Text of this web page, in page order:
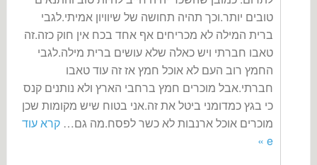
טובים יותר.וכך תהיה תחושה של שיוויון אמיתי.לגבי
ברית המילה לא מכריחים אף אחד בכח אין חוק כזה.זה
טאבו חברתי ויש כאלה שלא עושים ברית מילה.לגבי
החמץ רוב העם לא אוכל חמץ אז זה עוד טאבו
חברתי.אבל מוכרים חמץ ברחבי הארץ ולא נותנים קנס
כי בגץ כמדומני ביטל את זה.אני בטוח שיש מקומות שכן
מוכרים אוכל ארנבות לא כשר לפסח.מה גם… קרא עוד
e »